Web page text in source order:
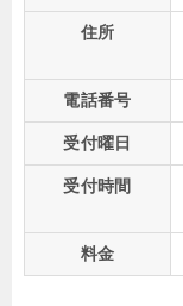
住所
電話番号
受付曜日
受付時間
料金